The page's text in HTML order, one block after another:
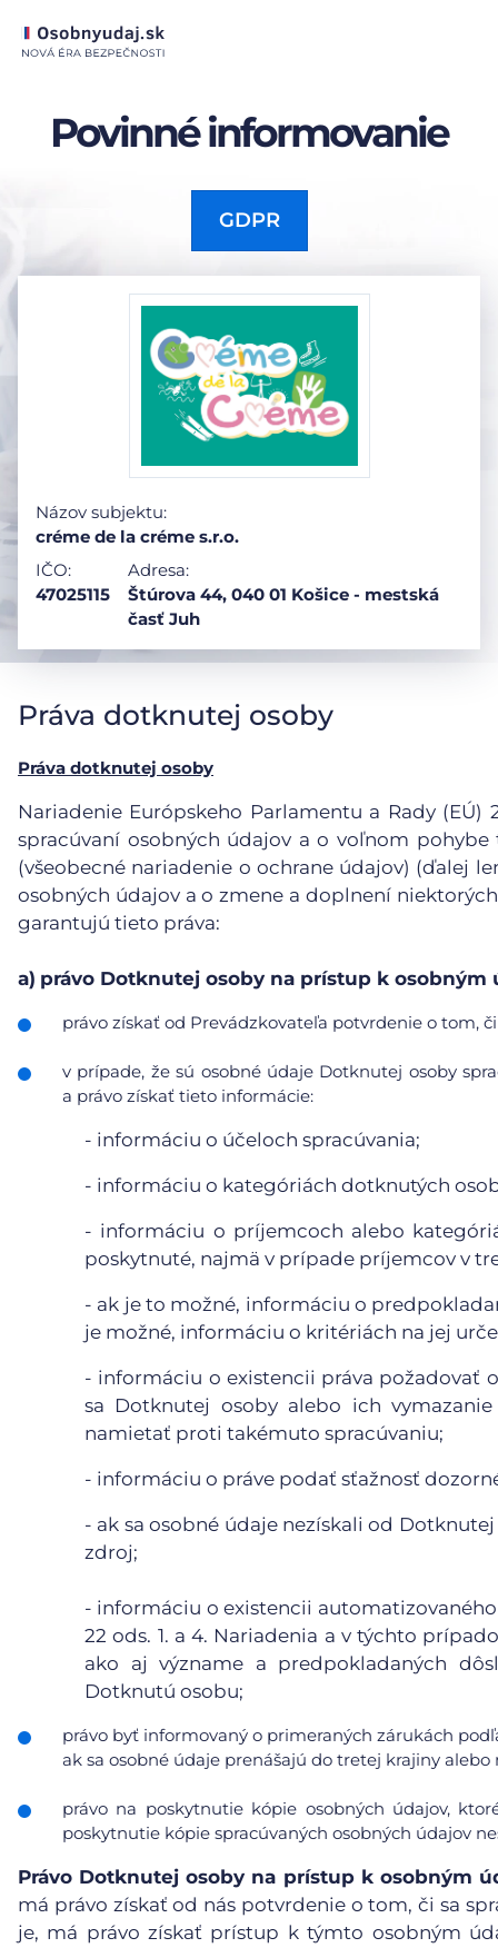
Povinné informovanie
GDPR
Názov subjektu:
créme de la créme s.r.o.
IČO:
47025115
Adresa:
Štúrova 44, 040 01 Košice - mestská
časť Juh
Práva dotknutej osoby
Práva dotknutej osoby
Nariadenie Európskeho Parlamentu a Rady (EÚ)
spracúvaní osobných údajov a o voľnom
(všeobecné nariadenie o ochrane údajov) (ďalej
osobných údajov a o zmene a doplnení
garantujú tieto práva:
a) právo Dotknutej osoby na prístup k osobným
právo získať od Prevádzkovateľa potvrdenie o tom,
v prípade, že sú osobné údaje Dotknutej osoby
a právo získať tieto informácie:
- informáciu o účeloch spracúvania;
- informáciu o kategóriách dotknutých
- informáciu o príjemcoch alebo
poskytnuté, najmä v prípade príjemcov v
- ak je to možné, informáciu o
je možné, informáciu o kritériách na jej
- informáciu o existencii práva požadovať
sa Dotknutej osoby alebo ich
namietať proti takémuto spracúvaniu;
- informáciu o práve podať sťažnosť
- ak sa osobné údaje nezískali od
zdroj;
- informáciu o existencii
22 ods. 1. a 4. Nariadenia a v týchto
ako aj význame a predpokladaných
Dotknutú osobu;
právo byť informovaný o primeraných zárukách
ak sa osobné údaje prenášajú do tretej krajiny
právo na poskytnutie kópie osobných údajov,
poskytnutie kópie spracúvaných osobných údajov
Právo Dotknutej osoby na prístup k osobným
má právo získať od nás potvrdenie o tom, či sa
je, má právo získať prístup k týmto osobným